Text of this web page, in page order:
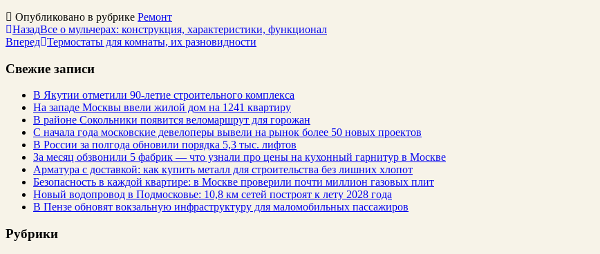
Опубликовано в рубрике Ремонт
НазадВсе о мульчерах: конструкция, характеристики, функционал
Вперед Термостаты для комнаты, их разновидности
Свежие записи
В Якутии отметили 90-летие строительного комплекса
На западе Москвы ввели жилой дом на 1241 квартиру
В районе Сокольники появится веломаршрут для горожан
С начала года московские девелоперы вывели на рынок более 50 новых проектов
В России за полгода обновили порядка 5,3 тыс. лифтов
За месяц обзвонили 5 фабрик — что узнали про цены на кухонный гарнитур в Москве
Арматура с доставкой: как купить металл для строительства без лишних хлопот
Безопасность в каждой квартире: в Москве проверили почти миллион газовых плит
Новый водопровод в Подмосковье: 10,8 км сетей построят к лету 2028 года
В Пензе обновят вокзальную инфраструктуру для маломобильных пассажиров
Рубрики